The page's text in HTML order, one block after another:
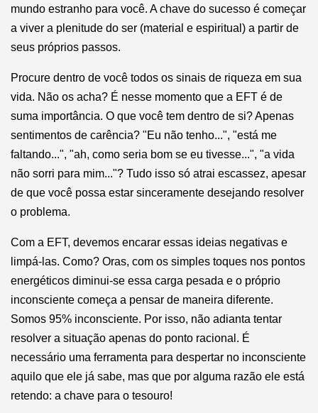
mundo estranho para você. A chave do sucesso é começar
a viver a plenitude do ser (material e espiritual) a partir de
seus próprios passos.
Procure dentro de você todos os sinais de riqueza em sua
vida. Não os acha? É nesse momento que a EFT é de
suma importância. O que você tem dentro de si? Apenas
sentimentos de carência? "Eu não tenho...", "está me
faltando...", "ah, como seria bom se eu tivesse...", "a vida
não sorri para mim..."? Tudo isso só atrai escassez, apesar
de que você possa estar sinceramente desejando resolver
o problema.
Com a EFT, devemos encarar essas ideias negativas e
limpá-las. Como? Oras, com os simples toques nos pontos
energéticos diminui-se essa carga pesada e o próprio
inconsciente começa a pensar de maneira diferente.
Somos 95% inconsciente. Por isso, não adianta tentar
resolver a situação apenas do ponto racional. É
necessário uma ferramenta para despertar no inconsciente
aquilo que ele já sabe, mas que por alguma razão ele está
retendo: a chave para o tesouro!